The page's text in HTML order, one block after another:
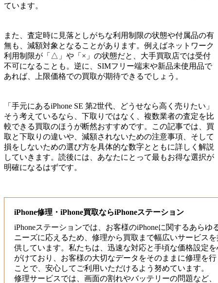
ています。
また、査定時に見落としがちな利用制限の状態や付属品の有
無も、減額対象となることがあります。例えばネットワーク
利用制限が「△」や「×」の状態だと、大手買取店では受付
不可になることも。逆に、SIMフリー端末や新品未使用品で
あれば、上限価格での買取が期待できるでしょう。
「手元にあるiPhone SE 第2世代、どうせなら高く売りたい」
そう考えているなら、下取りではなく、複数業者の査定を比
較できる買取のほうが断然おすすめです。この記事では、買
取と下取りの違いや、減額されないための注意事項、そして
損をしないための選び方を具体的な数字とともに詳しく解説
していきます。読後には、あなたにとって最もお得な選択が
明確になるはずです。
iPhone修理・iPhone買取ならiPhoneステーション
iPhoneステーションでは、お客様のiPhoneに関するあらゆ
ニーズに応えるため、修理から買取まで幅広いサービスを
供しています。私たちは、迅速な対応と手頃な価格設定を
がけており、お客様の大切なデータをそのままに修理を行
ことで、安心してご利用いただけるよう努めています。
修理サービスでは、画面の割れやバッテリーの問題など、